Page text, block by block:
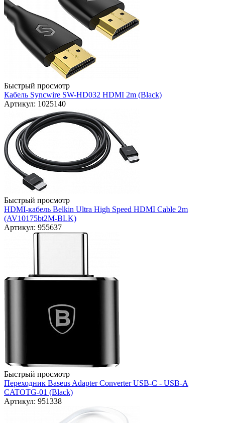
Быстрый просмотр
Кабель Syncwire SW-HD032 HDMI 2m (Black)
Артикул: 1025140
Быстрый просмотр
HDMI-кабель Belkin Ultra High Speed HDMI Cable 2m
(AV10175bt2M-BLK)
Артикул: 955637
Быстрый просмотр
Переходник Baseus Adapter Converter USB-C - USB-A
CATOTG-01 (Black)
Артикул: 951338